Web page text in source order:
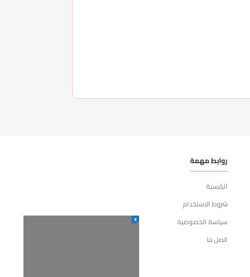
روابط مهمة
الرئيسية
شروط الاستخدام
سياسة الخصوصية
اتصل بنا
X